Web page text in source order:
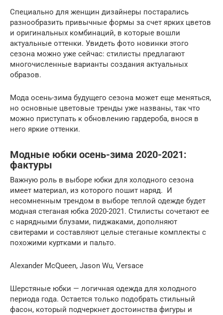
Специально для женщин дизайнеры постарались
разнообразить привычные формы за счет ярких цветов
и оригинальных комбинаций, в которые вошли
актуальные оттенки. Увидеть фото новинки этого
сезона можно уже сейчас: стилисты предлагают
многочисленные варианты создания актуальных
образов.
Мода осень-зима будущего сезона может еще меняться,
но основные цветовые тренды уже названы, так что
можно приступать к обновлению гардероба, внося в
него яркие оттенки.
Модные юбки осень-зима 2020-2021:
фактуры
Важную роль в выборе юбки для холодного сезона
имеет материал, из которого пошит наряд. И
несомненным трендом в выборе теплой одежде будет
модная стеганая юбка 2020-2021. Стилисты сочетают ее
с нарядными блузами, пиджаками, дополняют
свитерами и составляют целые стеганые комплекты с
похожими куртками и пальто.
Alexander McQueen, Jason Wu, Versace
Шерстяные юбки — логичная одежда для холодного
периода года. Остается только подобрать стильный
фасон, который подчеркнет достоинства фигуры и